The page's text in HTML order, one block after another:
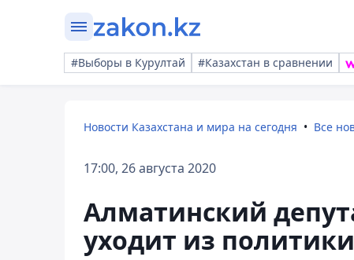
#Выборы в Курултай #Казахстан в сравнении
Новости Казахстана и мира на сегодня Все
17:00, 26 августа 2020
Алматинский
уходит из политики